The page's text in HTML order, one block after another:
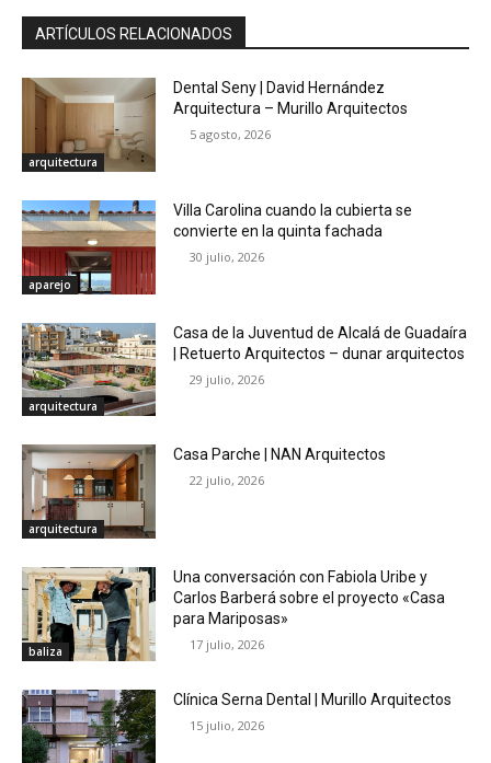
ARTÍCULOS RELACIONADOS
arquitectura
Dental Seny | David Hernández
Arquitectura – Murillo Arquitectos
5 agosto, 2026
aparejo
Villa Carolina cuando la cubierta se
convierte en la quinta fachada
30 julio, 2026
arquitectura
Casa de la Juventud de Alcalá de Guadaíra
| Retuerto Arquitectos – dunar arquitectos
29 julio, 2026
arquitectura
Casa Parche | NAN Arquitectos
22 julio, 2026
baliza
Una conversación con Fabiola Uribe y
Carlos Barberá sobre el proyecto «Casa
para Mariposas»
17 julio, 2026
Clínica Serna Dental | Murillo Arquitectos
15 julio, 2026